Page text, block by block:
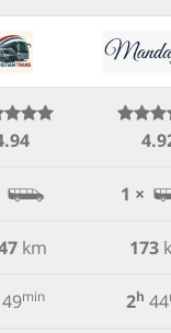
1 ×
km 173
49min 2h 44